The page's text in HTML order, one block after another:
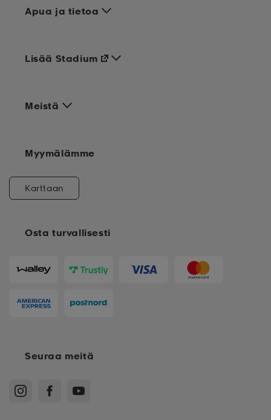
Apua ja tietoa
Meistä
Osta turvallisesti
Lisää Stadium
Myymälämme
Karttaan
Seuraa meitä